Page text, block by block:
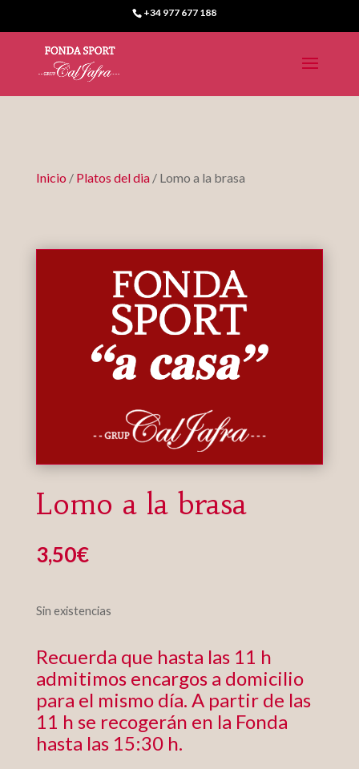
+34 977 677 188
Inicio / Platos del dia/ Lomo a la brasa
Lomo a la brasa
3,50€
Sin existencias
Recuerda que hasta las 11 h
admitimos encargos a domicilio
para el mismo día. A partir de las
11 h se recogerán en la Fonda
hasta las 15:30 h.